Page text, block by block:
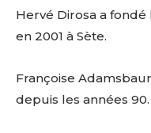
Hervé Dirosa a
en 2001 à Sète.
Françoise
depuis les années 90.